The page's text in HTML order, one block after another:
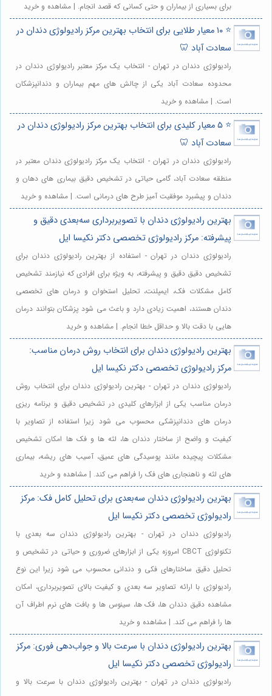
برای بسیاری از بیماران و حتی کسانی که قصد انجام. | مشاهده و خرید
⭐️ ۱۰ معیار طلایی برای انتخاب بهترین مرکز رادیولوژی دندان در
سعادت آباد 🦷
رادیولوژی دندان در تهران - انتخاب یک مرکز معتبر رادیولوژی دندان در
محدوده سعادت آباد یکی از چالش های مهم بیماران و دندانپزشکان
است. | مشاهده و خرید
⭐️ ۵ معیار کلیدی برای انتخاب بهترین مرکز رادیولوژی دندان در
سعادت آباد 🦷
رادیولوژی دندان در تهران - انتخاب یک مرکز رادیولوژی دندان معتبر در
منطقه سعادت آباد، گامی حیاتی در تشخیص دقیق بیماری های دهان و
دندان و پیشبرد موفقیت آمیز طرح های درمانی است. | مشاهده و خرید
بهترین رادیولوژی دندان با تصویربرداری سه‌بعدی دقیق و
پیشرفته: مرکز رادیولوژی تخصصی دکتر نکیسا ایل
رادیولوژی دندان در تهران - استفاده از بهترین رادیولوژی دندان برای
تشخیص دقیق دقیق و پیشرفته، به ویژه برای افرادی که نیازمند تشخیص
کامل مشکلات فک، ایمپلنت، تحلیل استخوان و درمان های تخصصی
دندان هستند، اهمیت زیادی دارد و باعث می شود پزشکان بتوانند درمان
هایی با دقت بالا و حداقل خطا انجام. | مشاهده و خرید
بهترین رادیولوژی دندان برای انتخاب روش درمان مناسب:
مرکز رادیولوژی تخصصی دکتر نکیسا ایل
رادیولوژی دندان در تهران - بهترین رادیولوژی دندان برای انتخاب روش
درمان مناسب یکی از ابزارهای کلیدی در تشخیص دقیق و برنامه ریزی
درمان های دندانپزشکی محسوب می شود زیرا استفاده از تصاویر با
کیفیت و واضح از ساختار دندان ها، لثه ها و فک ها امکان تشخیص
مشکلات پیچیده مانند پوسیدگی های عمیق، آسیب های ریشه، بیماری
های لثه و ناهنجاری های فک را فراهم می کند. | مشاهده و خرید
بهترین رادیولوژی دندان سه‌بعدی برای تحلیل کامل فک: مرکز
رادیولوژی تخصصی دکتر نکیسا ایل
رادیولوژی دندان در تهران - بهترین رادیولوژی دندان سه بعدی با
تکنولوژی CBCT امروزه یکی از ابزارهای ضروری و حیاتی در تشخیص و
تحلیل دقیق ساختارهای فکی و دندانی محسوب می شود زیرا این نوع
رادیولوژی با ارائه تصاویر سه بعدی و کیفیت بالای تصویربرداری، امکان
مشاهده دقیق دندان ها، فک ها، سینوس ها و بافت های نرم اطراف آن
ها را فراهم می کند. | مشاهده و خرید
بهترین رادیولوژی دندان با سرعت بالا و جواب‌دهی فوری: مرکز
رادیولوژی تخصصی دکتر نکیسا ایل
رادیولوژی دندان در تهران - بهترین رادیولوژی دندان با سرعت بالا و